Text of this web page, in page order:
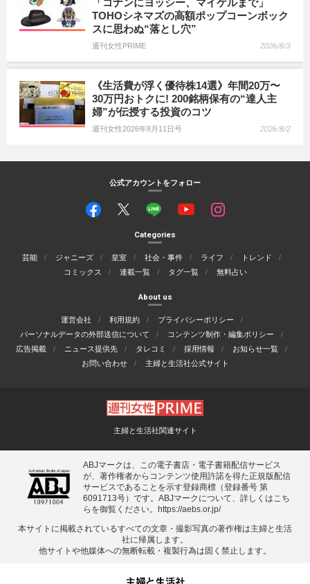
TOHOシネマズの高額ポップコーンボック
スに思わぬ“落とし穴”
週刊女性PRIME 2026/8/3
《生活費が浮く優待株14選》年間20万〜
30万円おトクに! 200銘柄保有の“達人主
婦”が伝授する投資のコツ
週刊女性2026年8月11日号 2026/8/2
公式アカウントをフォロー
Categories
芸能 ジャニーズ 皇室 社会・事件 ライフ
トレンド
コミックス
連載一覧 タグ一覧 無料占い
About us
運営会社 利用規約
プライバシーポリシー
パーソナルデータの外部送信について
コンテンツ制作・編集ポリシー
広告掲載
ニュース提供先 タレコミ 採用情報
お知らせ一覧
お問い合わせ
主婦と生活社公式サイト
主婦と生活社関連サイト
ABJマークは、この電子書店・電子書籍配信サービス
が、著作権者からコンテンツ使用許諾を得た正規版配信
サービスであることを示す登録商標（登録番号 第
6091713号）です。ABJマークについて、詳しくはこち
らを御覧ください。 https://aebs.or.jp/
本サイトに掲載されているすべての⽂章・撮影写真の著作権は主婦と⽣活
社に帰属します。
他サイトや他媒体への無断転載・複製⾏為は固く禁⽌します。